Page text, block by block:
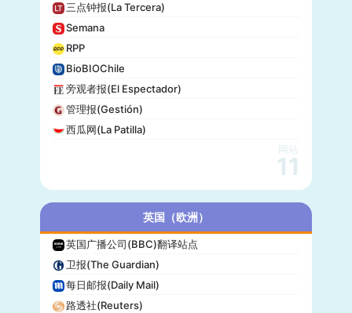
三点钟报(La Tercera)
Semana
RPP
BioBIOChile
旁观者报(El Espectador)
管理报(Gestión)
西瓜网(La Patilla)
网站
11
英国（欧洲）
英国广播公司(BBC)翻译站点
卫报(The Guardian)
每日邮报(Daily Mail)
路透社(Reuters)